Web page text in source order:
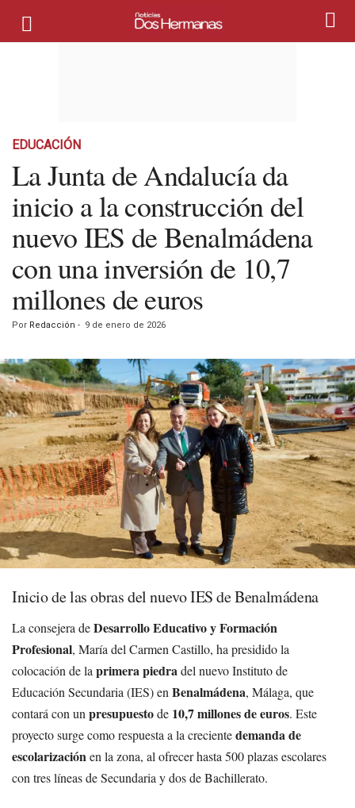
EDUCACIÓN
La Junta de Andalucía da
inicio a la construcción del
nuevo IES de Benalmádena
con una inversión de 10,7
millones de euros
Por Redacción - 9 de enero de 2026
Inicio de las obras del nuevo IES de Benalmádena
La consejera deDesarrollo Educativo y Formación
Profesional, María del Carmen Castillo, ha presidido la
colocación de la primera piedradel nuevo Instituto de
Educación Secundaria (IES) en Benalmádena, Málaga, que
contará con un presupuestode 10,7 millones de euros. Este
proyecto surge como respuesta a la crecientedemanda de
escolarizaciónen la zona, al ofrecer hasta 500 plazas escolares
con tres líneas de Secundaria y dos de Bachillerato.